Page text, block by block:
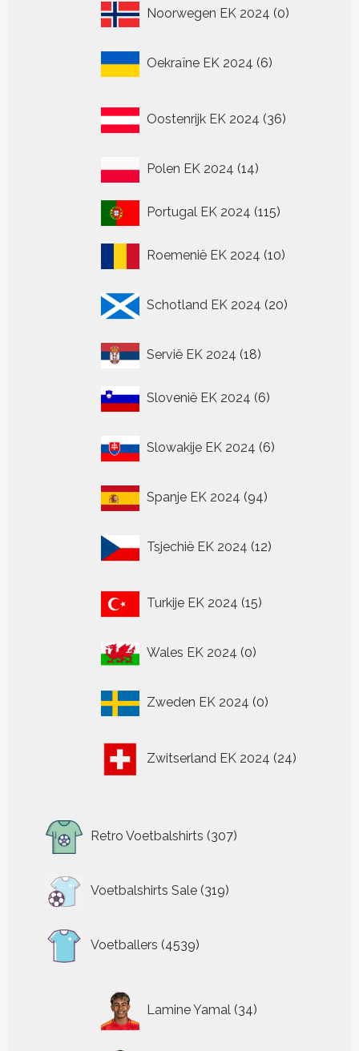
Noorwegen EK 2024 00
Oekraïne EK 2024 6
producten
Oostenrijk EK 2024 36
producten
Polen EK 2024 1414
Portugal EK 2024 115115
Roemenië EK 2024 1010
Schotland EK 2024 20
producten
Servië EK 2024 1818
Slovenië EK 2024 66
Slowakije EK 2024 6
producten
Spanje EK 2024 9494
Tsjechië EK 2024 12
producten
Turkije EK 2024 15
producten
Wales EK 2024 00
Zweden EK 2024 0
producten
Zwitserland EK 2024 24
producten
Retro Voetbalshirts 307
producten
Voetbalshirts Sale 319
319
producten
Voetballers 4539
producten
Lamine Yamal 34
producten